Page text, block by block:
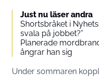
Just nu läser andra
Shortsbråket i
svala på jobbet?”
Planerade
ångrar han sig
Under sommaren